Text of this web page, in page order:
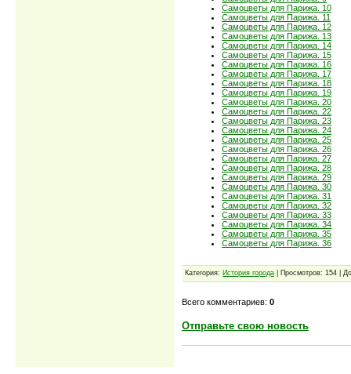
Самоцветы для Парижа. 10
Самоцветы для Парижа. 11
Самоцветы для Парижа. 12
Самоцветы для Парижа. 13
Самоцветы для Парижа. 14
Самоцветы для Парижа. 15
Самоцветы для Парижа. 16
Самоцветы для Парижа. 17
Самоцветы для Парижа. 18
Самоцветы для Парижа. 19
Самоцветы для Парижа. 20
Самоцветы для Парижа. 22
Самоцветы для Парижа. 23
Самоцветы для Парижа. 24
Самоцветы для Парижа. 25
Самоцветы для Парижа. 26
Самоцветы для Парижа. 27
Самоцветы для Парижа. 28
Самоцветы для Парижа. 29
Самоцветы для Парижа. 30
Самоцветы для Парижа. 31
Самоцветы для Парижа. 32
Самоцветы для Парижа. 33
Самоцветы для Парижа. 34
Самоцветы для Парижа. 35
Самоцветы для Парижа. 36
Категория: История города | Просмотров: 154 |
Всего комментариев: 0
Отправьте свою новость